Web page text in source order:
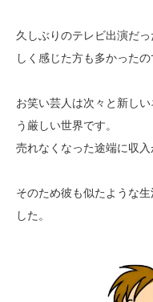
久しぶりのテレビ出演だ
しく感じた方も多かったの
お笑い芸人は次々と新し
う厳しい世界です。
売れなくなった途端に収入
そのため彼も似たような
した。